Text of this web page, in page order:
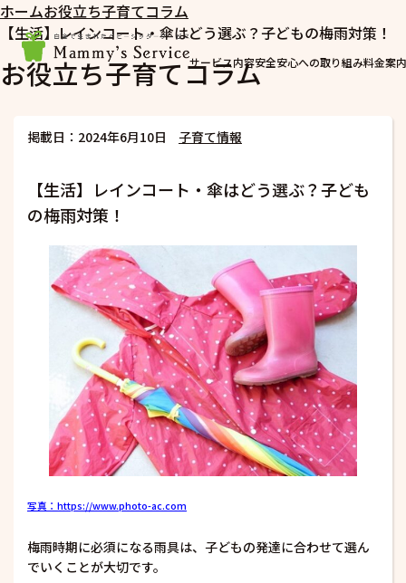
サービス内容安全安心への取り組み料金案内
ホームお役立ち子育てコラム
【生活】レインコート・傘はどう選ぶ？子どもの梅雨対策！
お役立ち子育てコラム
掲載日：2024年6月10日 子育て情報
【生活】レインコート・傘はどう選ぶ？子ども
の梅雨対策！
写真：https://www.photo-ac.com
梅雨時期に必須になる雨具は、子どもの発達に合わせて選ん
でいくことが大切です。